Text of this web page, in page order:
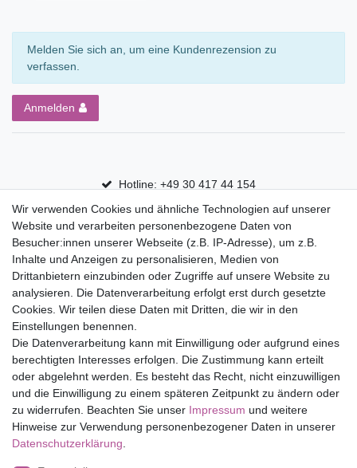
Melden Sie sich an, um eine Kundenrezension zu
verfassen.
Anmelden
Hotline: +49 30 417 44 154
30 Tage Rückgaberecht
Versandfrei ab 75 € in Deutschland
Top Marken
Eduplay
Folia Bringmann
Shop
Mein Konto
Service
Versandkosten
Wir verwenden Cookies und ähnliche Technologien auf unserer
Website und verarbeiten personenbezogene Daten von
Besucher:innen unserer Webseite (z.B. IP-Adresse), um z.B.
Inhalte und Anzeigen zu personalisieren, Medien von
Drittanbietern einzubinden oder Zugriffe auf unsere Website zu
analysieren. Die Datenverarbeitung erfolgt erst durch gesetzte
Cookies. Wir teilen diese Daten mit Dritten, die wir in den
Einstellungen benennen.
Die Datenverarbeitung kann mit Einwilligung oder aufgrund eines
berechtigten Interesses erfolgen. Die Zustimmung kann erteilt
oder abgelehnt werden. Es besteht das Recht, nicht einzuwilligen
und die Einwilligung zu einem späteren Zeitpunkt zu ändern oder
zu widerrufen. Beachten Sie unser Impressum und weitere
Hinweise zur Verwendung personenbezogener Daten in unserer
Daten­schutz­erklärung